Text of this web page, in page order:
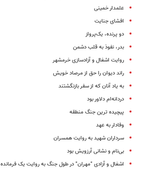
علمدار خمینی
افشای جنایت
دو پرنده، یک‌پرواز
بدر، نفوذ به قلب دشمن
روایت اشغال و آزادسازی خرمشهر
راند دیوان را حق از مرصاد خویش
به یاد آنان که از سفر بازنگشتند
دردانه‌ام دلاور بود
پیچیده ترین جنگ منطقه
وفادار به عهد
سرداران شهید به روایت همسران
بی‌نام و نشانی آرزویش بود
اشغال و آزادی "مهران" در طول جنگ به روایت یک فرمانده